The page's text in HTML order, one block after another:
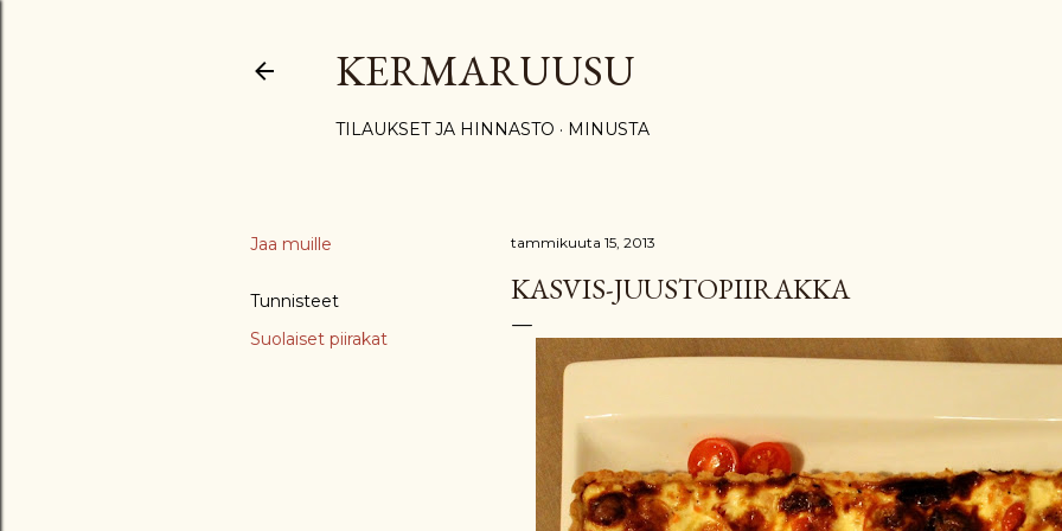
KERMARUUSU
TILAUKSET JA HINNASTO MINUSTA
Jaa muille
Tunnisteet
Suolaiset piirakat
tammikuuta 15, 2013
KASVIS-JUUSTOPIIRAKKA